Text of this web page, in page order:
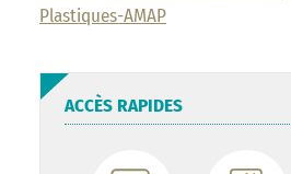
Plastiques-AMAP
ACCÈS RAPIDES